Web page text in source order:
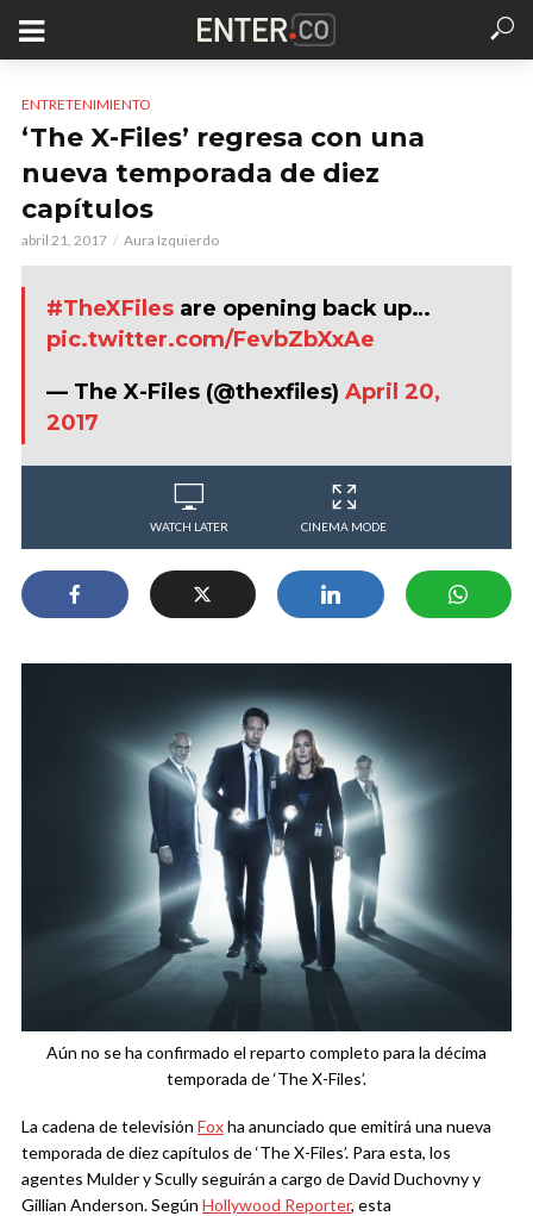
ENTRETENIMIENTO
‘The X-Files’ regresa con una
nueva temporada de diez
capítulos
abril 21, 2017 Aura Izquierdo
#TheXFiles are opening back up…
pic.twitter.com/FevbZbXxAe
— The X-Files (@thexfiles) April 20,
2017
WATCH LATER CINEMA MODE
Aún no se ha confirmado el reparto completo para la décima
temporada de ‘The X-Files’.
La cadena de televisión Foxha anunciado que emitirá una nueva
temporada de diez capítulos de ‘The X-Files’. Para esta, los
agentes Mulder y Scully seguirán a cargo de David Duchovny y
Gillian Anderson. Según Hollywood Reporter, esta